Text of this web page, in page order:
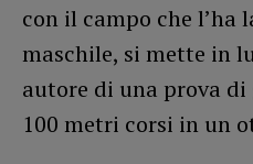
con il campo che l’ha
maschile, si mette in
autore di una prova di
100 metri corsi in un